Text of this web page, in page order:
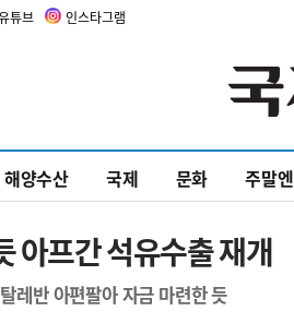
튜브 인스타그램
해양수산 국제 문화 주말엔
아프간 석유수출 재개
레반 아편팔아 자금 마련한 듯